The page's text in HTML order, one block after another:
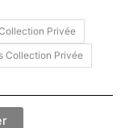
Privée
Collection Privée